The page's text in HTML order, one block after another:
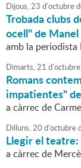
Dijous,23 d'octubre
Trobada clubs
ocell" de
amb la
Dimarts,21 d'octubre
Romans
impatientes"
a càrrec de
Dilluns,20 d'octubre
Llegir el
a càrrec de